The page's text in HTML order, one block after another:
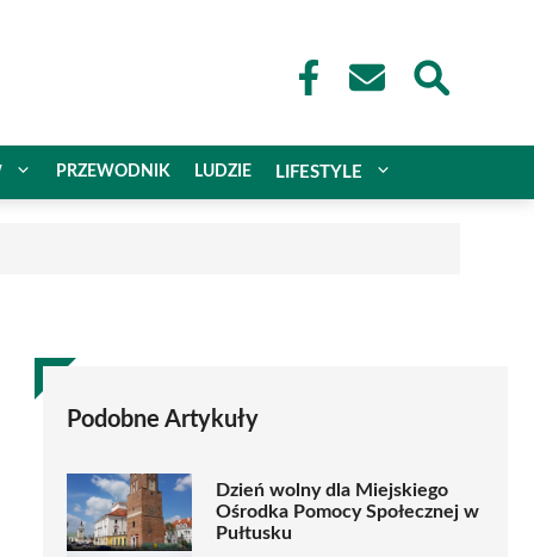
PRZEWODNIK LUDZIE LIFESTYLE
Podobne Artykuły
Dzień wolny dla Miejskiego
Ośrodka Pomocy Społecznej w
Pułtusku